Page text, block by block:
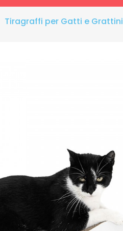
Tiragraffi per Gatti e Grattini